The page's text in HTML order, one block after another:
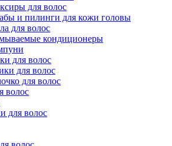
для волос
и пилинги для кожи головы
для волос
кондиционеры
для волос
для волос
для волос
волос
для волос